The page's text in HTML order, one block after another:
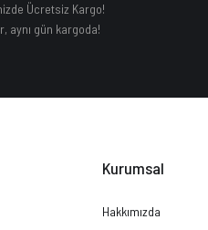
Ücretsiz Kargo!
aynı gün kargoda!
Kurumsal
Hakkımızda